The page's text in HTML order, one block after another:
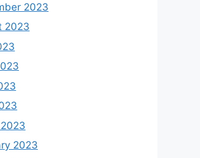
2023
2023
2023